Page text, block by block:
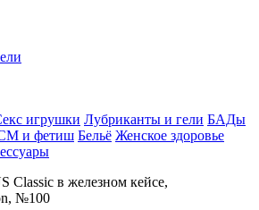
игрушки Лубриканты и гели БАДы
и фетиш Бельё Женское здоровье
Classic в железном кейсе,
№100